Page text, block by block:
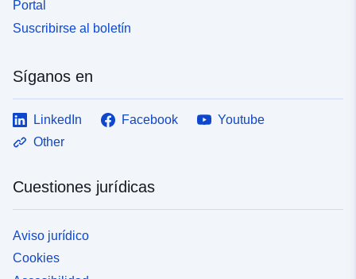
Portal
Suscribirse al boletín
Síganos en
LinkedIn Facebook
Youtube
Other
Cuestiones jurídicas
Aviso jurídico
Cookies